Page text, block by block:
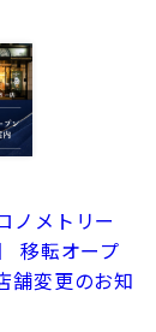
ノメトリー
移転オープ
舗変更のお知